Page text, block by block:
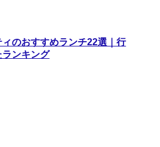
ィのおすすめランチ22選｜行
ランキング